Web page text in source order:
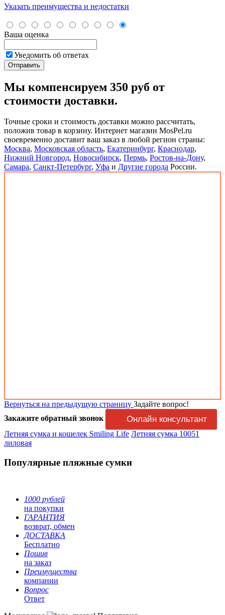
Указать преимущества и недостатки
Ваша оценка
Уведомить об ответах
Мы компенсируем 350 руб от
стоимости доставки.
Точные сроки и стоимость доставки можно рассчитать,
положив товар в корзину. Интернет магазин MosPel.ru
своевременно доставит ваш заказ в любой регион страны:
Москва, Московская область, Екатеринбург, Краснодар,
Нижний Новгород, Новосибирск, Пермь, Ростов-на-Дону,
Самара, Санкт-Петербург, Уфа и Другие города России.
Вернуться на предыдущую страницу Задайте вопрос!
Закажите обратный звонок
Онлайн консультант
Летняя сумка и кошелек Smiling Life Летняя сумка 10051
лиловая
Популярные пляжные сумки
1000 рублей
на покупки
ГАРАНТИЯ
возврат, обмен
ДОСТАВКА
Бесплатно
Пошив
на заказ
Преимущества
компании
Вопрос
Ответ